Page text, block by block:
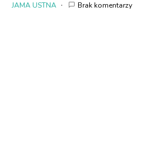
JAMA USTNA Brak komentarzy